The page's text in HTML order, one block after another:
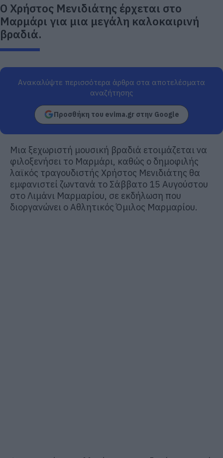
Ο Χρήστος Μενιδιάτης έρχεται στο
Μαρμάρι για μια μεγάλη καλοκαιρινή
βραδιά.
Ανακαλύψτε περισσότερα άρθρα στα αποτελέσματα
αναζήτησης
Προσθήκη του evima.gr στην Google
Μια ξεχωριστή μουσική βραδιά ετοιμάζεται να
φιλοξενήσει το Μαρμάρι, καθώς ο δημοφιλής
λαϊκός τραγουδιστής Χρήστος Μενιδιάτης θα
εμφανιστεί ζωντανά το Σάββατο 15 Αυγούστου
στο Λιμάνι Μαρμαρίου, σε εκδήλωση που
διοργανώνει ο Αθλητικός Όμιλος Μαρμαρίου.